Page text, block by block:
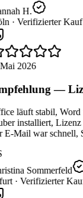
H.
· Verifizierter Kauf
2026
—
läuft stabil, Word
installiert,
E-Mail war schnell,
Sommerfeld
· Verifizierter